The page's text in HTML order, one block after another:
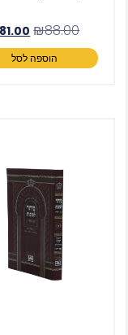
₪88.00
81.00
הוספה לסל